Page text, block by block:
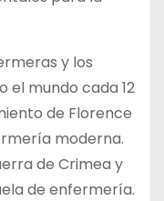
y los
el mundo cada 12
de Florence
moderna.
de Crimea y
de enfermería.